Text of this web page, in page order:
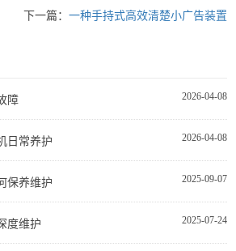
下一篇： 一种手持式高效清楚小广告装置
2026-04-08
障
2026-04-08
日常养护
2025-09-07
保养维护
2025-07-24
度维护